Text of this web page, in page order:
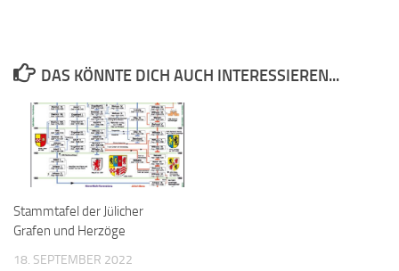
DAS KÖNNTE DICH AUCH INTERESSIEREN...
Stammtafel der Jülicher
Grafen und Herzöge
18. SEPTEMBER 2022